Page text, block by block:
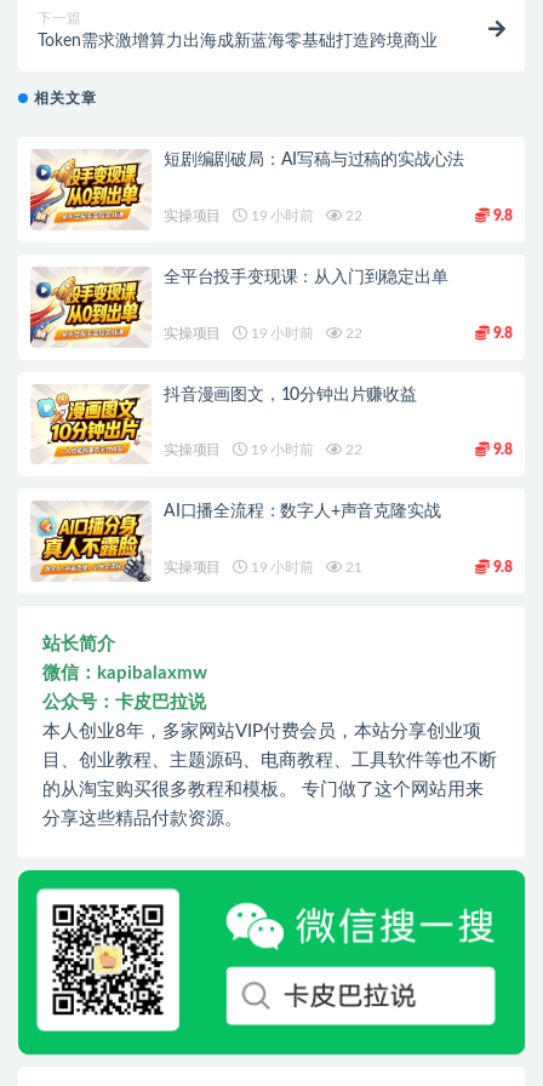
下一篇
Token需求激增算力出海成新蓝海零基础打造跨境商业
相关文章
短剧编剧破局：AI写稿与过稿的实战心法
实操项目 19 小时前 22 9.8
全平台投手变现课：从入门到稳定出单
实操项目 19 小时前 22 9.8
抖音漫画图文，10分钟出片赚收益
实操项目 19 小时前 22 9.8
AI口播全流程：数字人+声音克隆实战
实操项目 19 小时前 21 9.8
站长简介
微信：kapibalaxmw
公众号：卡皮巴拉说
本人创业8年，多家网站VIP付费会员，本站分享创业项
目、创业教程、主题源码、电商教程、工具软件等也不断
的从淘宝购买很多教程和模板。 专门做了这个网站用来
分享这些精品付款资源。